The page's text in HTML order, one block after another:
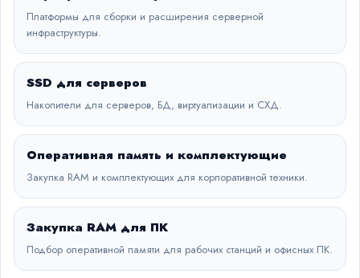
Платформы для сборки и расширения серверной
инфраструктуры.
SSD для серверов
Накопители для серверов, БД, виртуализации и СХД.
Оперативная память и комплектующие
Закупка RAM и комплектующих для корпоративной техники.
Закупка RAM для ПК
Подбор оперативной памяти для рабочих станций и офисных ПК.